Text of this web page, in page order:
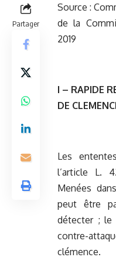
Partager
Source :
de la
2019
I – RAPIDE
DE
Les
l’article L.
Menées
peut être
détecter ; le
contre-
clémence.